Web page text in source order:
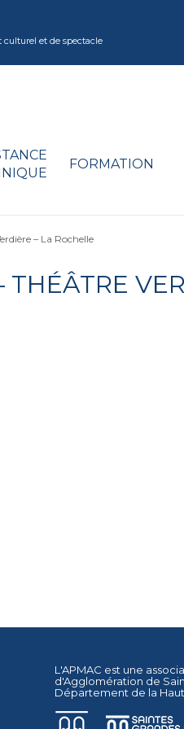
culturel et de spectacle
FORMATION
– La Rochelle
THÉÂTRE
L'APMAC est une
d'Agglomération de
Département de la